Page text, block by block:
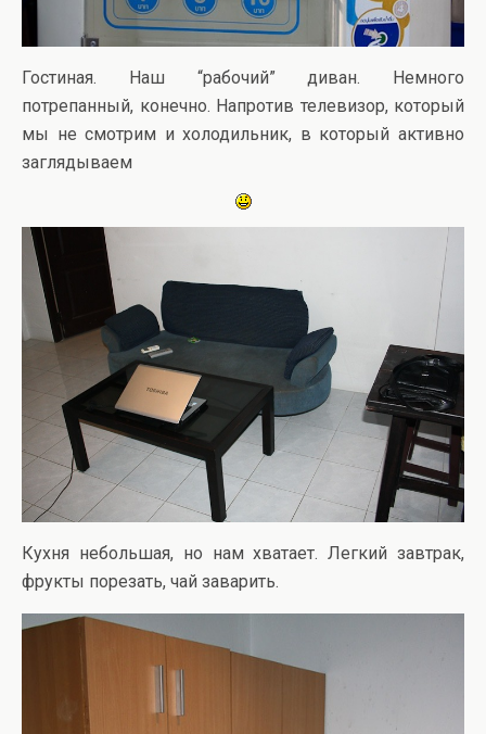
Гостиная. Наш “рабочий” диван. Немного
потрепанный, конечно. Напротив телевизор, который
мы не смотрим и холодильник, в который активно
заглядываем
Кухня небольшая, но нам хватает. Легкий завтрак,
фрукты порезать, чай заварить.